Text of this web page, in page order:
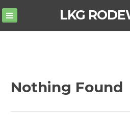
Skip
to
LKG
Nothing Found